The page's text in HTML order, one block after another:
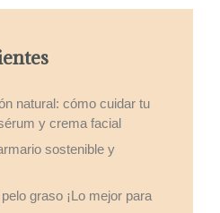
natural: cómo cuidar tu
y crema facial
sostenible y
graso ¡Lo mejor para